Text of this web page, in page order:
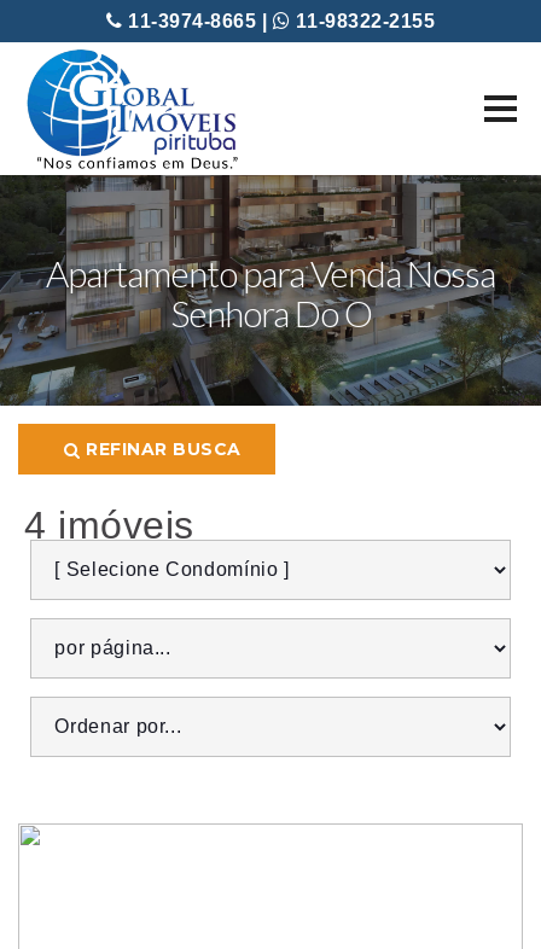
11-3974-8665 | 11-98322-2155
Apartamento para Venda Nossa
Senhora Do O
REFINAR BUSCA
4 imóveis